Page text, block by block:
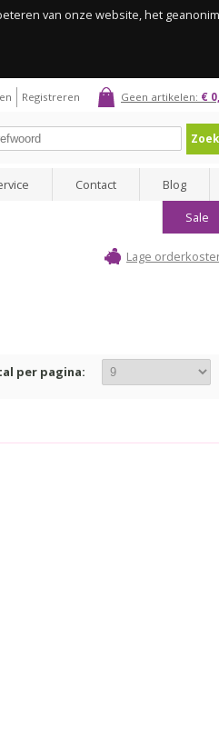
van onze website, het
Geen artikelen: €
Registreren
Zoek
Contact
Blog
Sale
Lage
per pagina: